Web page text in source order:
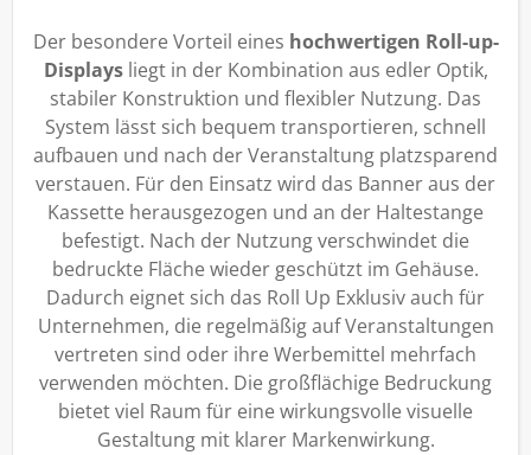
Der besondere Vorteil eines hochwertigen Roll-up-
Displaysliegt in der Kombination aus edler Optik,
stabiler Konstruktion und flexibler Nutzung. Das
System lässt sich bequem transportieren, schnell
aufbauen und nach der Veranstaltung platzsparend
verstauen. Für den Einsatz wird das Banner aus der
Kassette herausgezogen und an der Haltestange
befestigt. Nach der Nutzung verschwindet die
bedruckte Fläche wieder geschützt im Gehäuse.
Dadurch eignet sich das Roll Up Exklusiv auch für
Unternehmen, die regelmäßig auf Veranstaltungen
vertreten sind oder ihre Werbemittel mehrfach
verwenden möchten. Die großflächige Bedruckung
bietet viel Raum für eine wirkungsvolle visuelle
Gestaltung mit klarer Markenwirkung.